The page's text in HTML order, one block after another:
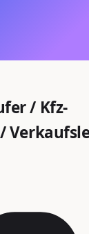
/ Kfz-